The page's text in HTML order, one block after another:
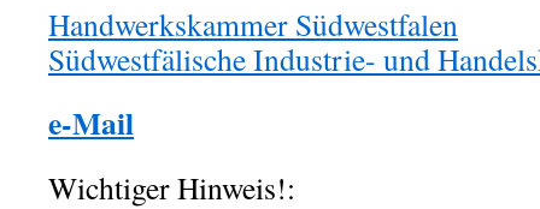
Handwerkskammer Südwestfalen
Südwestfälische Industrie- und
e-Mail
Wichtiger Hinweis!: